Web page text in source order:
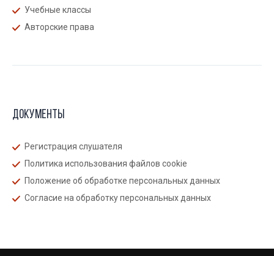
Учебные классы
Авторские права
Документы
Регистрация слушателя
Политика использования файлов cookie
Положение об обработке персональных данных
Согласие на обработку персональных данных